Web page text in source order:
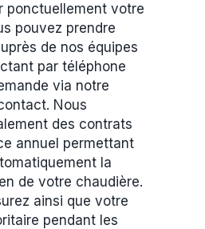
ponctuellement votre
pouvez prendre
de nos équipes
par téléphone
via notre
Nous
des contrats
annuel permettant
la
de votre chaudière.
ainsi que votre
pendant les